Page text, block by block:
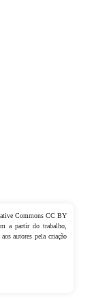
Commons CC BY
a partir do trabalho,
autores pela criação